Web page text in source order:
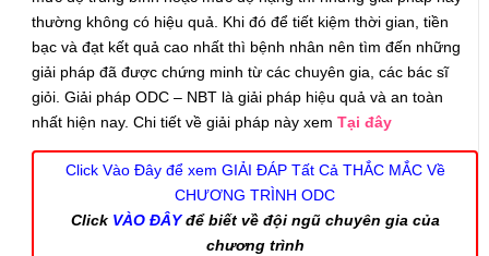
thường không có hiệu quả. Khi đó để tiết kiệm thời gian, tiền
bạc và đạt kết quả cao nhất thì bệnh nhân nên tìm đến những
giải pháp đã được chứng minh từ các chuyên gia, các bác sĩ
giỏi. Giải pháp ODC – NBT là giải pháp hiệu quả và an toàn
nhất hiện nay. Chi tiết về giải pháp này xemTại đây
Click Vào Đây để xem GIẢI ĐÁP Tất Cả THẮC MẮC Về
CHƯƠNG TRÌNH ODC
Click VÀO ĐÂYđể biết về đội ngũ chuyên gia của
chương trình